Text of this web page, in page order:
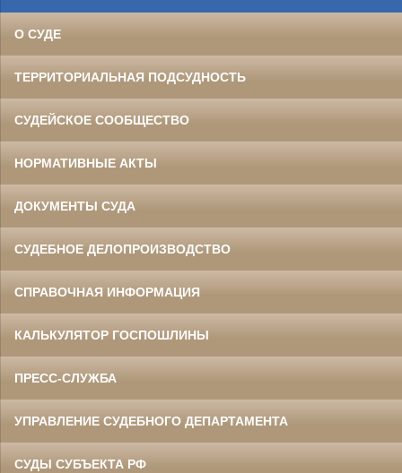
О СУДЕ
ТЕРРИТОРИАЛЬНАЯ ПОДСУДНОСТЬ
СУДЕЙСКОЕ СООБЩЕСТВО
НОРМАТИВНЫЕ АКТЫ
ДОКУМЕНТЫ СУДА
СУДЕБНОЕ ДЕЛОПРОИЗВОДСТВО
СПРАВОЧНАЯ ИНФОРМАЦИЯ
КАЛЬКУЛЯТОР ГОСПОШЛИНЫ
ПРЕСС-СЛУЖБА
УПРАВЛЕНИЕ СУДЕБНОГО ДЕПАРТАМЕНТА
СУДЫ СУБЪЕКТА РФ